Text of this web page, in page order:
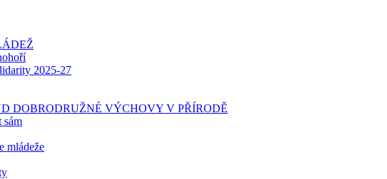
2025-27
DOBRODRUŽNÉ VÝCHOVY V PŘÍRODĚ
sám
mládeže